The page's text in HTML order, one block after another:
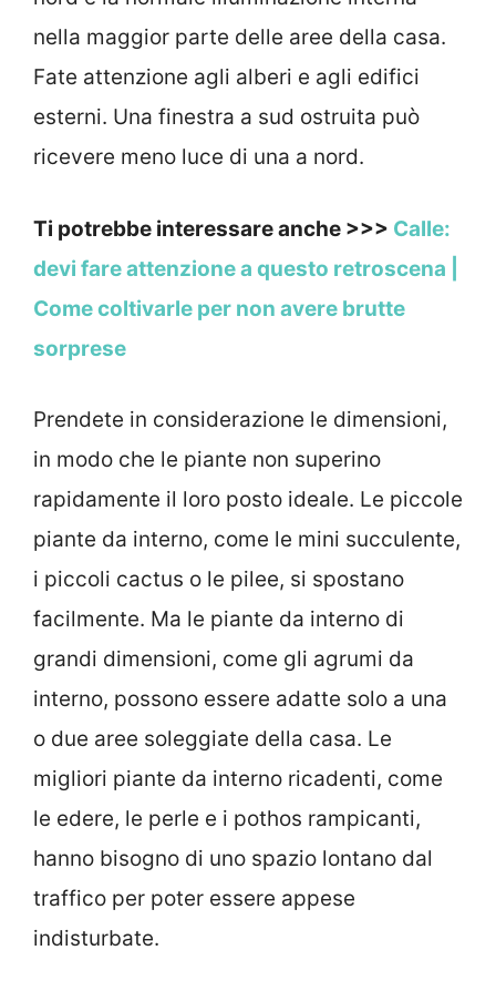
nella maggior parte delle aree della casa.
Fate attenzione agli alberi e agli edifici
esterni. Una finestra a sud ostruita può
ricevere meno luce di una a nord.
Ti potrebbe interessare anche >>> Calle:
devi fare attenzione a questo retroscena |
Come coltivarle per non avere brutte
sorprese
Prendete in considerazione le dimensioni,
in modo che le piante non superino
rapidamente il loro posto ideale. Le piccole
piante da interno, come le mini succulente,
i piccoli cactus o le pilee, si spostano
facilmente. Ma le piante da interno di
grandi dimensioni, come gli agrumi da
interno, possono essere adatte solo a una
o due aree soleggiate della casa. Le
migliori piante da interno ricadenti, come
le edere, le perle e i pothos rampicanti,
hanno bisogno di uno spazio lontano dal
traffico per poter essere appese
indisturbate.